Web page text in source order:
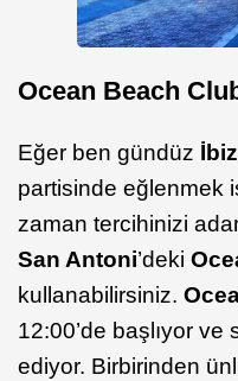
Ocean Beach
Eğer ben gündüz
partisinde eğlenmek
zaman tercihinizi
San Antoni’deki
kullanabilirsiniz.
12:00’de başlıyor ve
ediyor. Birbirinden